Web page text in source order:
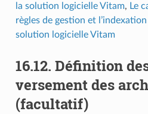
la solution logicielle Vitam, Le
règles de gestion et
solution logicielle Vitam
16.12. Définition
versement des
(facultatif)